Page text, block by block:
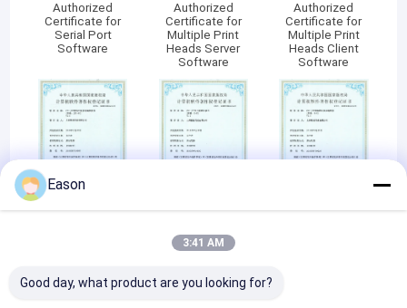
Authorized
Certificate for
Serial Port
Software
Authorized
Certificate for
Multiple Print
Heads Server
Software
Authorized
Certificate for
Multiple Print
Heads Client
Software
Authorized
Authorized
Image Editing
Software
Authorized
Eason
3:41 AM
Good day, what product are you looking for?